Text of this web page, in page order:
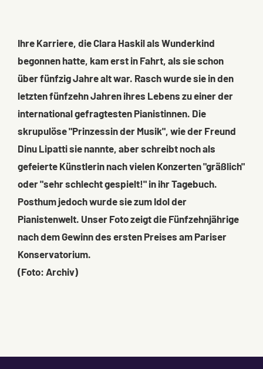
Ihre Karriere, die Clara Haskil als Wunderkind
begonnen hatte, kam erst in Fahrt, als sie schon
über fünfzig Jahre alt war. Rasch wurde sie in den
letzten fünfzehn Jahren ihres Lebens zu einer der
international gefragtesten Pianistinnen. Die
skrupulöse "Prinzessin der Musik", wie der Freund
Dinu Lipatti sie nannte, aber schreibt noch als
gefeierte Künstlerin nach vielen Konzerten "gräßlich"
oder "sehr schlecht gespielt!" in ihr Tagebuch.
Posthum jedoch wurde sie zum Idol der
Pianistenwelt. Unser Foto zeigt die Fünfzehnjährige
nach dem Gewinn des ersten Preises am Pariser
Konservatorium.
(Foto: Archiv)